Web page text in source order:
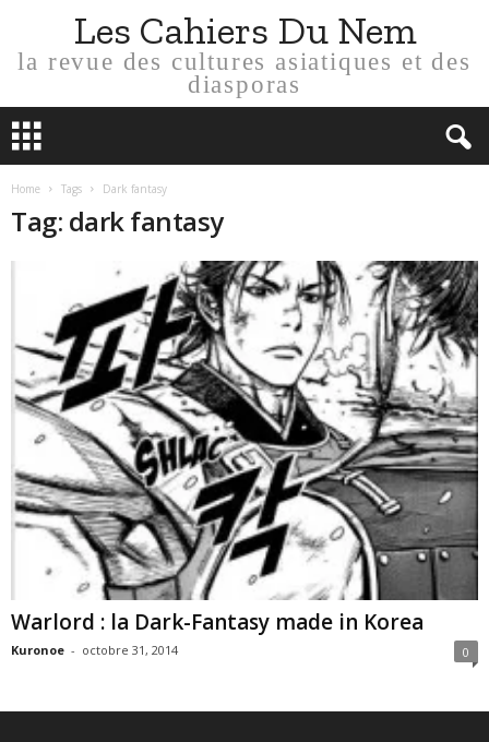
Les Cahiers Du Nem
la revue des cultures asiatiques et des
diasporas
Home Tags Dark fantasy
Tag: dark fantasy
Warlord : la Dark-Fantasy made in Korea
Kuronoe - octobre 31, 2014 0